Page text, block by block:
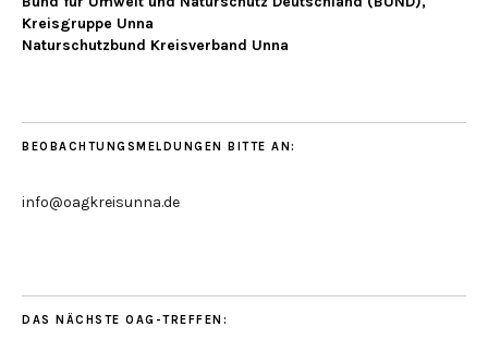
Kreisgruppe Unna
Naturschutzbund Kreisverband Unna
BEOBACHTUNGSMELDUNGEN BITTE AN:
info@oagkreisunna.de
DAS NÄCHSTE OAG-TREFFEN: